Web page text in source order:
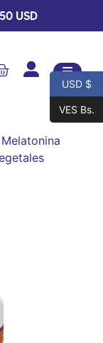
USD
Melatonina
USD $
VES Bs.